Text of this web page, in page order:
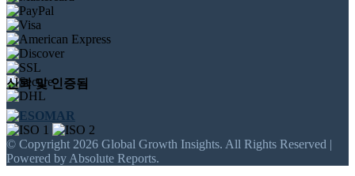
신뢰 및 인증됨
© Copyright 2026 Global Growth Insights. All Rights Reserved |
Powered by Absolute Reports.